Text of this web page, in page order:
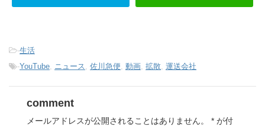
-生活
-YouTube ニュース 佐川急便 動画 拡散 運送会社
comment
メールアドレスが公開されることはありません。 * が付